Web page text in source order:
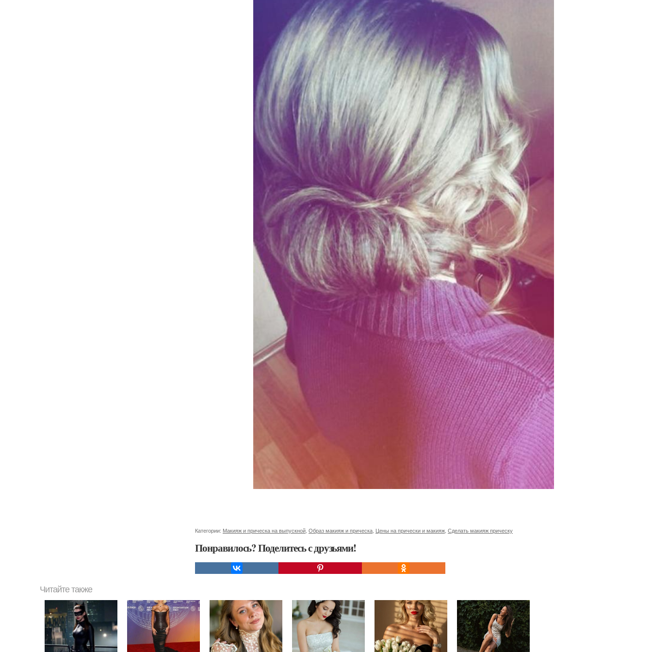
Категории: Макияж и прическа на выпускной Образ макияж и прическа Цены на прически и макияж Сделать макияж прическу
Понравилось? Поделитесь с друзьями!
Читайте также